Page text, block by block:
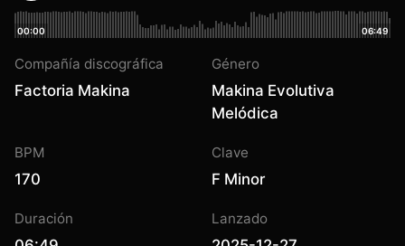
00:00 06:49
Compañía discográfica
Factoria Makina
Género
Makina Evolutiva
Melódica
BPM
170
Clave
F Minor
Duración Lanzado